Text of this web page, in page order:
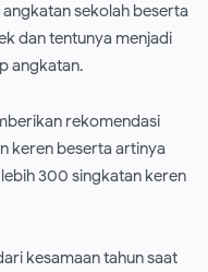
sekolah beserta
dan tentunya menjadi
angkatan.
rekomendasi
keren beserta artinya
300 singkatan keren
kesamaan tahun saat